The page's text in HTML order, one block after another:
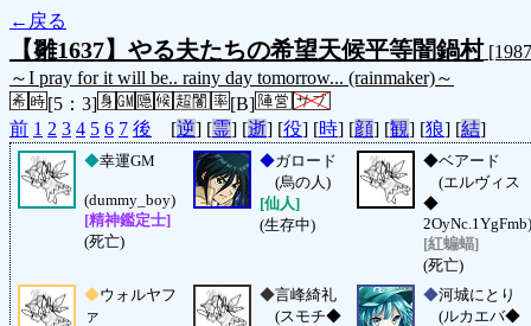
←戻る
【雛1637】やる夫たちの希望天候平等闇鍋村
～I pray for it will be.. rainy day tomorrow... (rainmaker)～
[5：3]
[B]
前 1 2 3 4 5 6 7 後 [逆] [霊] [逝] [役] [時] [顔] [観] [狼] [結]
◆幸運GM
(dummy_boy)
[精神鑑定士]
(死亡)
◆ガロード
(烏の人)
[仙人]
(生存中)
◆ベアード
(エルヴィス
◆
2OyNc.1YgFmb)
[紅蝙蝠]
(死亡)
◆ウォルヤフ
ァ
◆言峰綺礼
(スモチ◆
◆河城にとり
(ルカエバ◆